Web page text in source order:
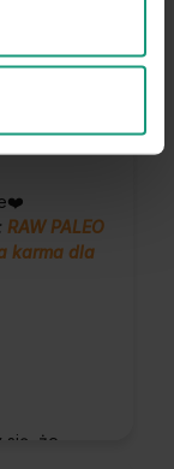
niej
:) Z
się, że
RAW PALEO
karma dla